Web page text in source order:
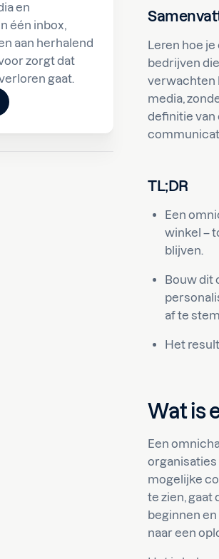
en
één inbox,
aan herhalend
zorgt dat
gaat.
Leren hoe
bedrijven
verwachten
media,
definitie van
TL;DR
Een
winkel –
blijven.
Bouw dit
af te
Het
Wat is
Een
mogelijke
te zien, gaat
beginnen
naar een